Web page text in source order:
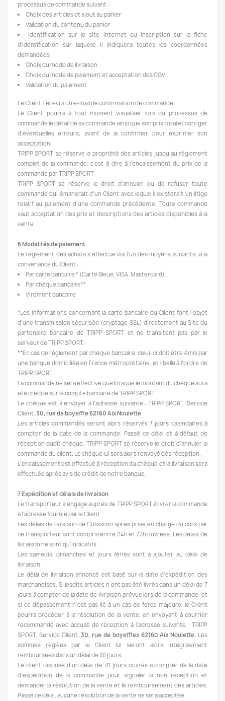
processus de commande suivant :
Choix des articles et ajout au panier
Validation du contenu du panier
Identification sur le site Internet ou inscription sur la fiche
d'identification sur laquelle il indiquera toutes les coordonnées
demandées
Choix du mode de livraison
Choix du mode de paiement et acceptation des CGV
Validation du paiement
Le Client recevra un e-mail de confirmation de commande.
Le Client pourra à tout moment visualiser lors du processus de
commande le détail de sa commande ainsi que son prix total et corriger
d’éventuelles erreurs, avant de la confirmer pour exprimer son
acceptation.
TRIPP SPORT se réserve la propriété des articles jusqu’au règlement
complet de la commande, c'est-à-dire à l’encaissement du prix de la
commande par TRIPP SPORT.
TRIPP SPORT se réserve le droit d’annuler ou de refuser toute
commande qui émanerait d’un Client avec lequel il existerait un litige
relatif au paiement d’une commande précédente. Toute commande
vaut acceptation des prix et descriptions des articles disponibles à la
vente.
6 Modalités de paiement
Le règlement des achats s’effectue via l’un des moyens suivants, à la
convenance du Client :
Par carte bancaire * (Carte Bleue, VISA, Mastercard)
Par chèque bancaire**
Virement bancaire
*Les informations concernant la carte bancaire du Client font l’objet
d’une transmission sécurisée (cryptage SSL) directement au Site du
partenaire bancaire de TRIPP SPORT et ne transitent pas par le
serveur de TRIPP SPORT.
**En cas de règlement par chèque bancaire, celui-ci doit être émis par
une banque domiciliée en France métropolitaine, et libellé à l’ordre de
TRIPP SPORT.
La commande ne sera effective que lorsque le montant du chèque aura
été crédité sur le compte bancaire de TRIPP SPORT.
Le chèque est à envoyer à l’adresse suivante : TRIPP SPORT, Service
Client, 30, rue de boyeffle 62160 Aix Noulette.
Les articles commandés seront alors réservés 7 jours calendaires à
compter de la date de la commande. Passé ce délai et à défaut de
réception dudit chèque, TRIPP SPORT se réserve le droit d’annuler la
commande du client. Le chèque lui sera alors renvoyé dès réception.
L’encaissement est effectué à réception du chèque et la livraison sera
effectuée après avis de crédit de notre banque.
7 Expédition et délais de livraison
Le transporteur s’engage auprès de TRIPP SPORT à livrer la commande
à l’adresse fournie par le Client.
Les délais de livraison de Colissimo après prise en charge du colis par
ce transporteur sont compris entre 24h et 72h ouvrées. Les délais de
livraison ne sont qu’indicatifs.
Les samedis, dimanches et jours fériés sont à ajouter au délai de
livraison.
Le délai de livraison annoncé est basé sur la date d’expédition des
marchandises. Si lesdits articles n’ont pas été livrés dans un délai de 7
jours à compter de la date de livraison prévue lors de la commande, et
si ce dépassement n’est pas lié à un cas de force majeure, le Client
pourra procéder à la résolution de la vente, en envoyant à courrier
recommandé avec accusé de réception à l’adresse suivante : TRIPP
SPORT, Service Client,30, rue de boyeffles 62160 Aix Noulette. Les
sommes réglées par le Client lui seront alors intégralement
remboursées dans un délai de 30 jours.
Le client dispose d’un délai de 70 jours ouvrés à compter de la date
d’expédition de la commande pour signaler la non réception et
demander la résolution de la vente et le remboursement des articles.
Passé ce délai, aucune résolution de la vente ne sera acceptée.